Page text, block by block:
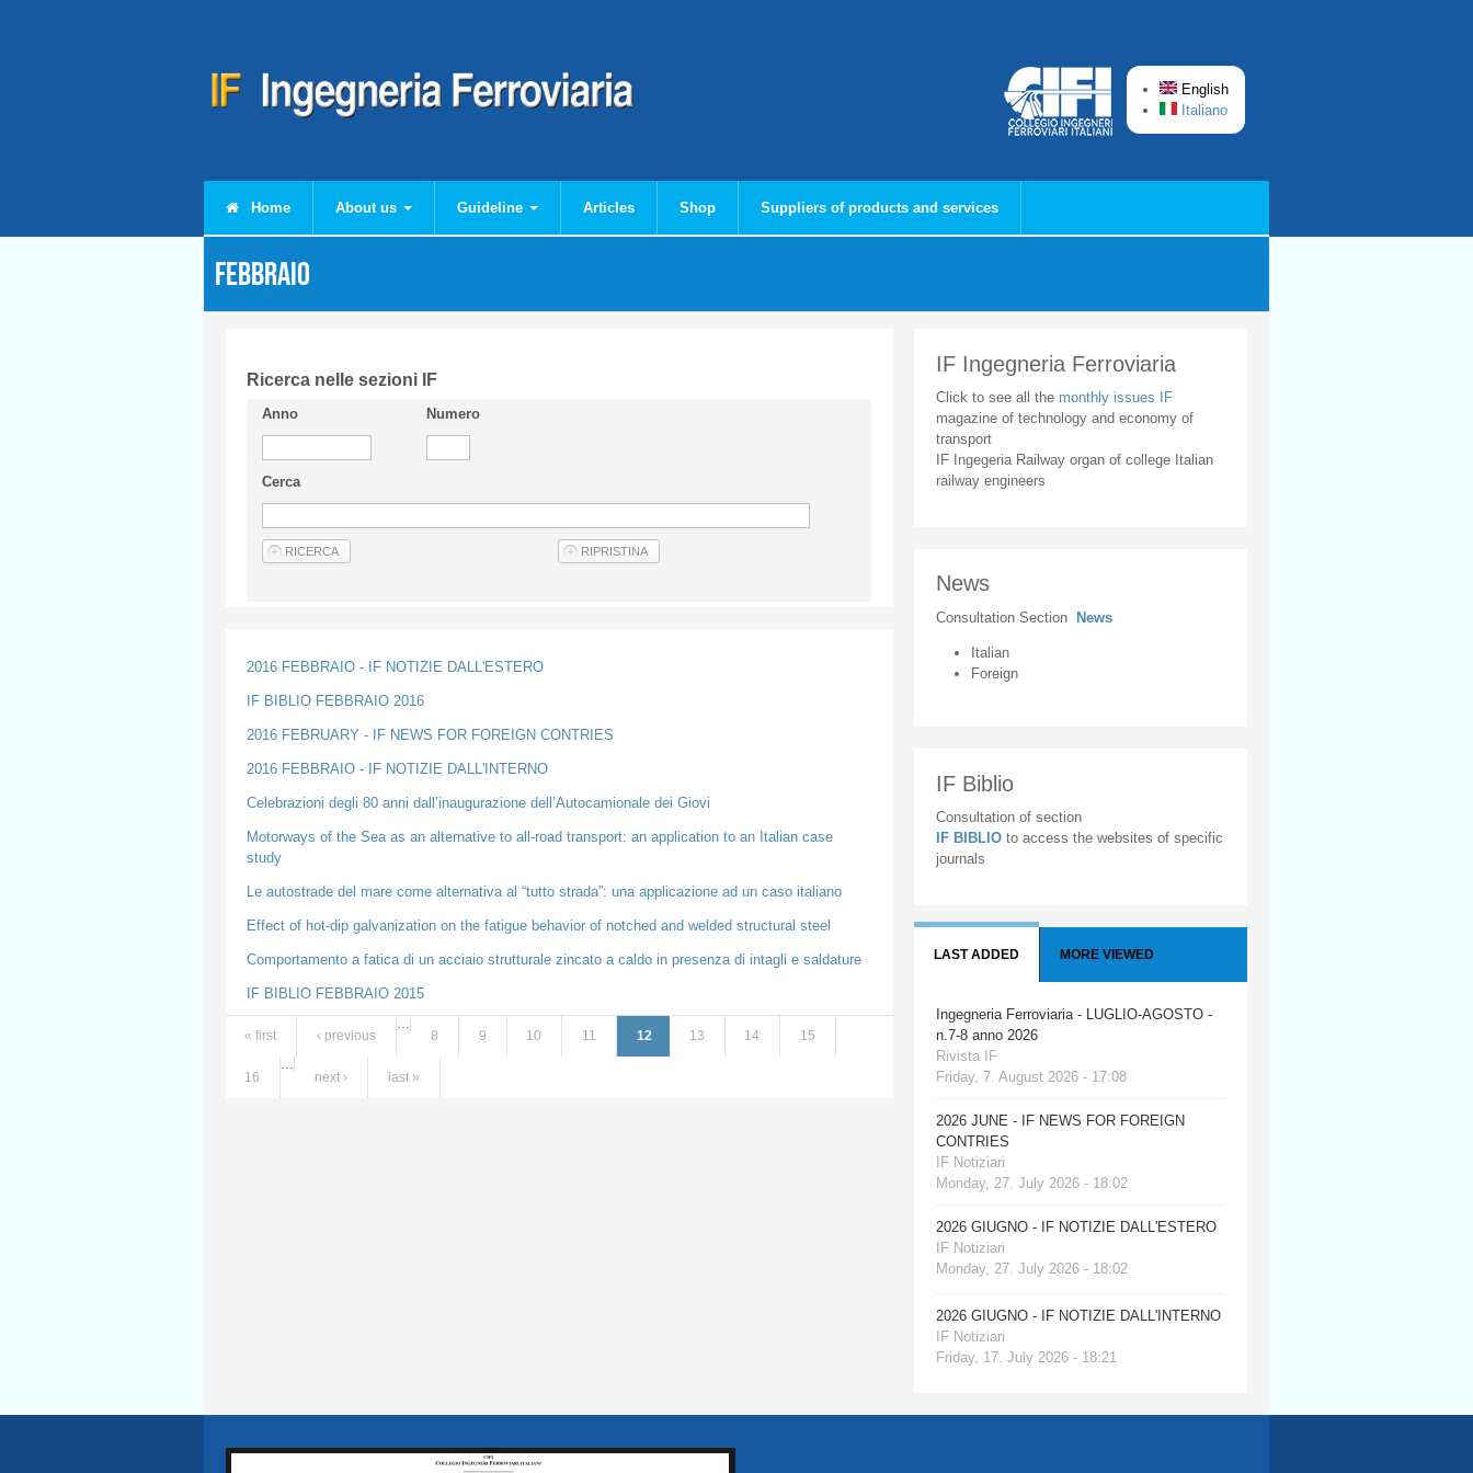
English
Italiano
Home About us Guideline Articles Shop Suppliers of products and services
Febbraio
Ricerca nelle sezioni IF
Anno Numero
Cerca
2016 FEBBRAIO - IF NOTIZIE DALL'ESTERO
IF BIBLIO FEBBRAIO 2016
2016 FEBRUARY - IF NEWS FOR FOREIGN CONTRIES
2016 FEBBRAIO - IF NOTIZIE DALL'INTERNO
Celebrazioni degli 80 anni dall’inaugurazione dell’Autocamionale dei Giovi
Motorways of the Sea as an alternative to all-road transport: an application to an Italian case
study
Le autostrade del mare come alternativa al “tutto strada”: una applicazione ad un caso italiano
Effect of hot-dip galvanization on the fatigue behavior of notched and welded structural steel
Comportamento a fatica di un acciaio strutturale zincato a caldo in presenza di intagli e saldature
IF BIBLIO FEBBRAIO 2015
Pages
« first ‹ previous
8
9 10 11 12 13 14 15
16
…
next ›
last »
IF Ingegneria Ferroviaria
Click to see all the monthly issues IF
magazine of technology and economy of
transport
IF Ingegeria Railway organ of college Italian
railway engineers
News
Consultation Section News
Italian
Foreign
IF Biblio
Consultation of section
IF BIBLIO to access the websites of specific
journals
LAST ADDED MORE VIEWED
Ingegneria Ferroviaria - LUGLIO-AGOSTO -
n.7-8 anno 2026
Rivista IF
Friday, 7. August 2026 - 17:08
2026 JUNE - IF NEWS FOR FOREIGN
CONTRIES
IF Notiziari
Monday, 27. July 2026 - 18:02
2026 GIUGNO - IF NOTIZIE DALL'ESTERO
IF Notiziari
Monday, 27. July 2026 - 18:02
2026 GIUGNO - IF NOTIZIE DALL'INTERNO
IF Notiziari
Friday, 17. July 2026 - 18:21